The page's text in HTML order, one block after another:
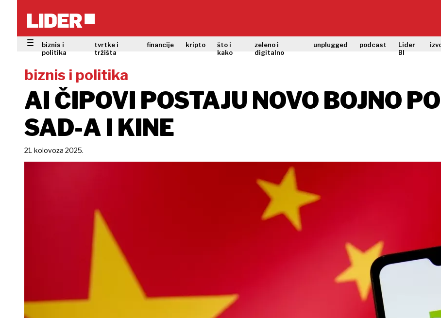
biznis i
politika
tvrtke i
tržišta
financije kripto
što i
kako
zeleno i
digitalno
unplugged podcast
Lider
BI
biznis i politika
AI ČIPOVI POSTAJU NOVO BOJNO
SAD-A I KINE
21. kolovoza 2025.